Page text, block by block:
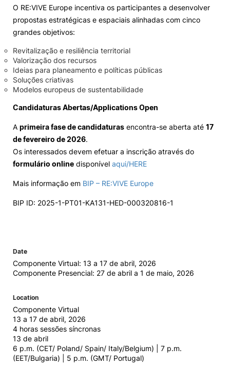
O RE:VIVE Europe incentiva os participantes a desenvolver
propostas estratégicas e espaciais alinhadas com cinco
grandes objetivos:
Revitalização e resiliência territorial
Valorização dos recursos
Ideias para planeamento e políticas públicas
Soluções criativas
Modelos europeus de sustentabilidade
Candidaturas Abertas/Applications Open
A primeira fase de candidaturas encontra-se aberta até 17
de fevereiro de 2026.
Os interessados devem efetuar a inscrição através do
formulário online disponível aqui/HERE
Mais informação em BIP – RE:VIVE Europe
BIP ID: 2025-1-PT01-KA131-HED-000320816-1
Date
Componente Virtual: 13 a 17 de abril, 2026
Componente Presencial: 27 de abril a 1 de maio, 2026
Location
Componente Virtual
13 a 17 de abril, 2026
​4 horas sessões síncronas
13 de abril
6 p.m. (CET/ Poland/ Spain/ Italy/Belgium) | 7 p.m.
(EET/Bulgaria) | 5 p.m. (GMT/ Portugal)